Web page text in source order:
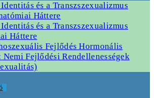
és a Transzszexualizmus
Háttere
és a Transzszexualizmus
Háttere
Fejlődés Hormonális
Nemi Fejlődési Rendellenességek